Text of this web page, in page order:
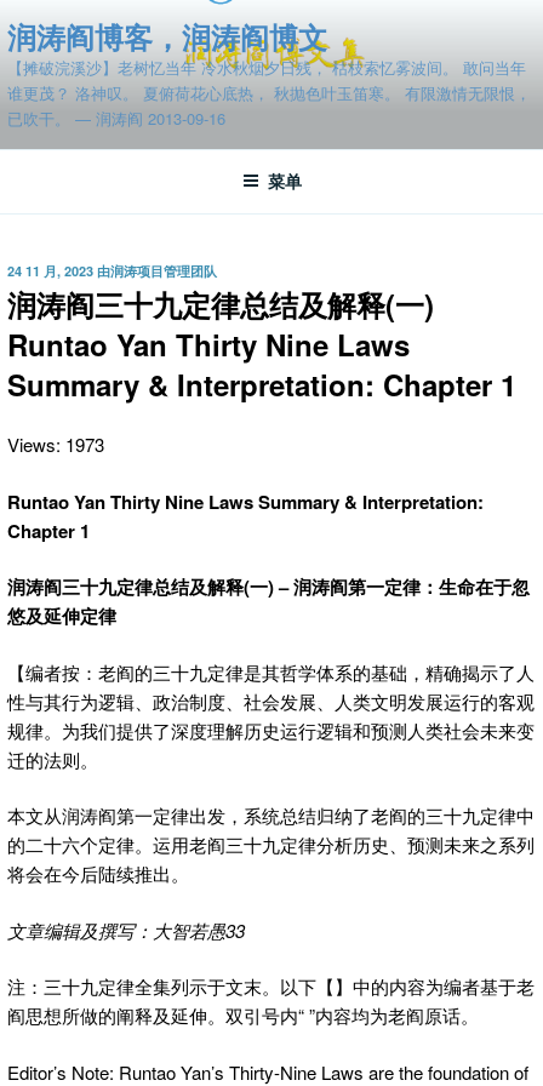
至
容
润涛阎博客，润涛阎博文
【摊破浣溪沙】老树忆当年 冷水秋烟夕日残， 枯枝索忆雾波间。 敢问当年
谁更茂？ 洛神叹。 夏俯荷花心底热， 秋抛色叶玉笛寒。 有限激情无限恨，
已吹干。 — 润涛阎 2013-09-16
菜单
发
布
于
24 11 月, 2023 由润涛项目管理团队
润涛阎三十九定律总结及解释(一)
Runtao Yan Thirty Nine Laws
Summary & Interpretation: Chapter 1
Views: 1973
Runtao Yan Thirty Nine Laws Summary & Interpretation:
Chapter 1
润涛阎三十九定律总结及解释(一) – 润涛阎第一定律：生命在于忽
悠及延伸定律
【编者按：老阎的三十九定律是其哲学体系的基础，精确揭示了人
性与其行为逻辑、政治制度、社会发展、人类文明发展运行的客观
规律。为我们提供了深度理解历史运行逻辑和预测人类社会未来变
迁的法则。
本文从润涛阎第一定律出发，系统总结归纳了老阎的三十九定律中
的二十六个定律。 运用老阎三十九定律分析历史、预测未来之系列
将会在今后陆续推出。
文章编辑及撰写：大智若愚33
注：三十九定律全集列示于文末。以下【】中的内容为编者基于老
阎思想所做的阐释及延伸。双引号内“ ”内容均为老阎原话。
Editor’s Note: Runtao Yan’s Thirty-Nine Laws are the foundation of